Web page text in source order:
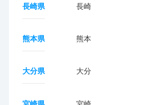
長崎県 長崎
熊本県 熊本
大分県 大分